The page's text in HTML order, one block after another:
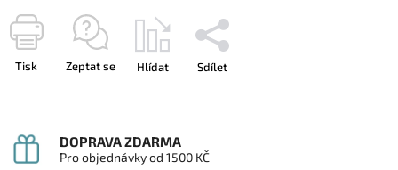
Tisk Zeptat se Hlídat Sdílet
DOPRAVA ZDARMA
Pro objednávky od 1500 KČ